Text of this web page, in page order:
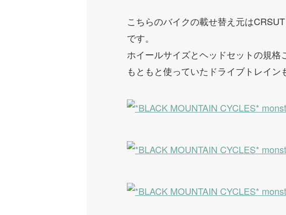
こちらのバイクの載せ替え元は
です。
ホイールサイズとヘッドセットの規格
もともと使っていたドライブトレイン